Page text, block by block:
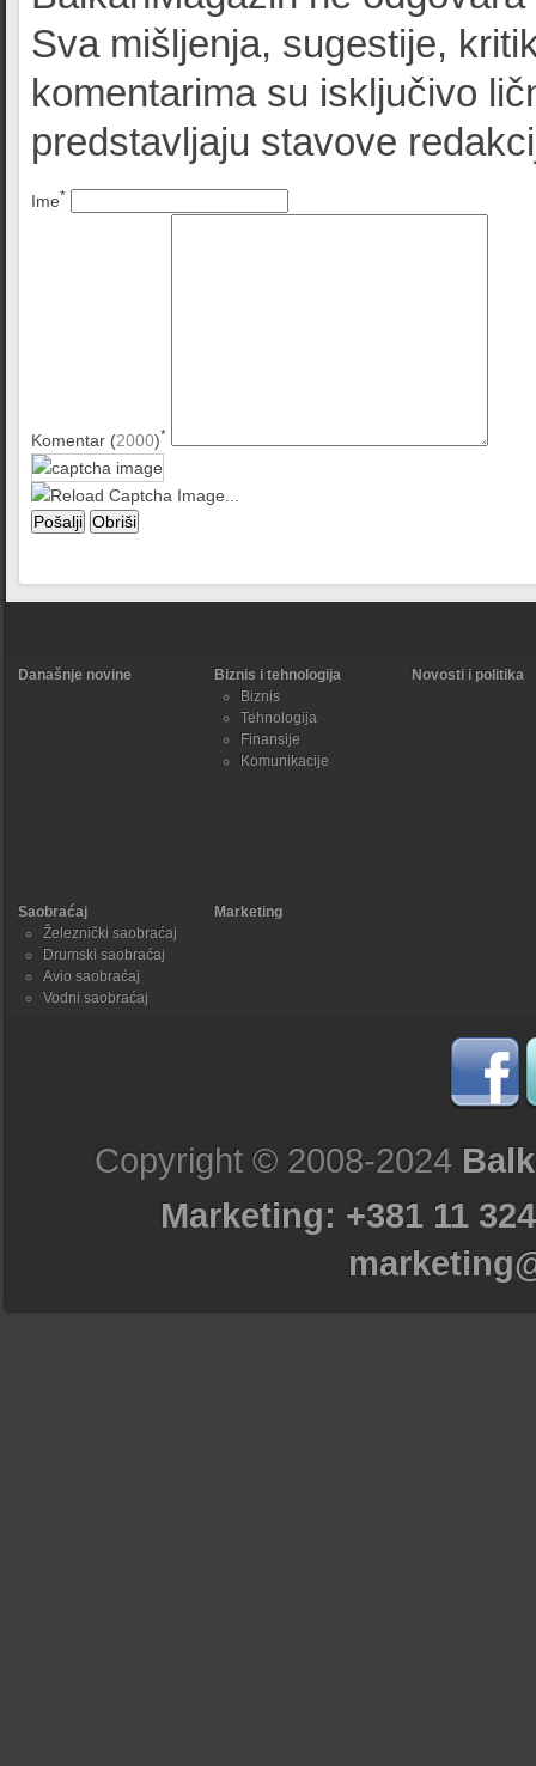
Sva mišljenja, sugestije,
komentarima su isključivo
predstavljaju stavove
Ime*
Komentar (2000)*
Današnje novine
Biznis i tehnologija
Biznis
Tehnologija
Finansije
Komunikacije
Novosti i politika
Saobraćaj
Železnički saobraćaj
Drumski saobraćaj
Avio saobraćaj
Vodni saobraćaj
Marketing
Copyright © 2008-2024
Marketing: +381 11